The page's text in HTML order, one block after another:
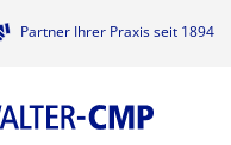
Partner Ihrer Praxis seit 1894